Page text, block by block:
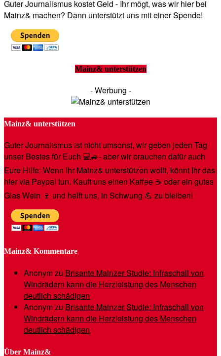
Guter Journalismus kostet Geld - Ihr mögt, was wir hier bei
Mainz& machen? Dann unterstützt uns mit einer Spende!
Mainz& unterstützen
- Werbung -
Mainz& unterstützen
Guter Journalismus ist nicht umsonst, wir geben jeden Tag
unser Bestes für Euch 💻🚙- aber wir brauchen dafür auch
Eure Hilfe: Wenn Ihr Mainz& unterstützen wollt, könnt Ihr das
hier via Paypal tun. Kauft uns einen Kaffee ☕️ oder ein gutes
Glas Wein 🍷 und helft uns, in Schwung 💪 zu bleiben!
Mainz& Kommentare
Anonymzu Brisante Mainzer Studie: Infraschall von
Windrädern kann die Herzleistung des Menschen
deutlich schädigen
Anonymzu Brisante Mainzer Studie: Infraschall von
Windrädern kann die Herzleistung des Menschen
deutlich schädigen
Über Mainz&